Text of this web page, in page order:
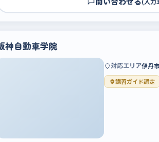
神自動車学院
対応エリア伊丹
講習ガイド認定